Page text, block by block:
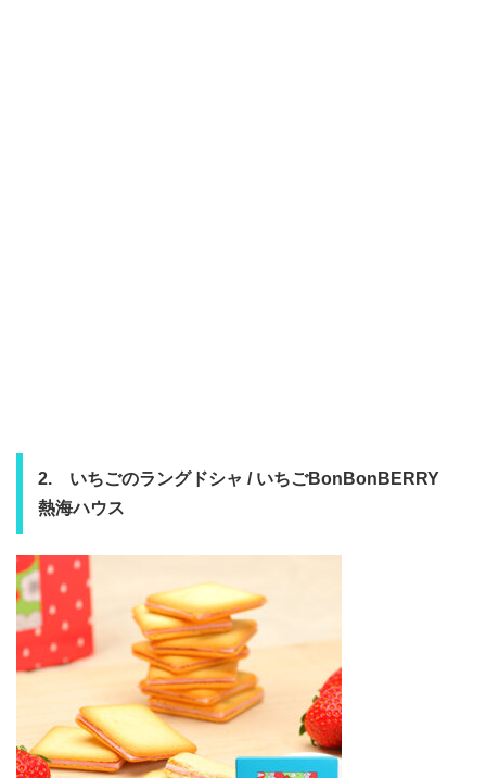
2. いちごのラングドシャ / いちごBonBonBERRY
熱海ハウス